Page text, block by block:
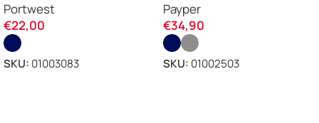
Portwest
€22,00
SKU: 01003083
Payper
€34,90
SKU: 01002503